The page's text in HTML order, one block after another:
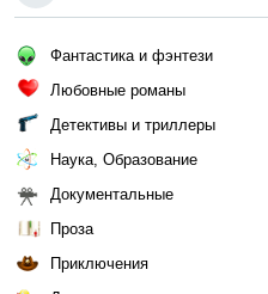
Фантастика и фэнтези
Любовные романы
Детективы и триллеры
Наука, Образование
Документальные
Проза
Приключения